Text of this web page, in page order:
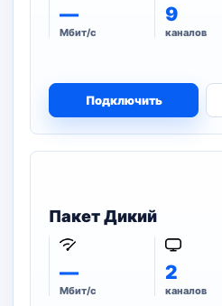
—
Мбит/с
9
каналов
Подключить
Пакет Дикий
—
Мбит/с
2
каналов